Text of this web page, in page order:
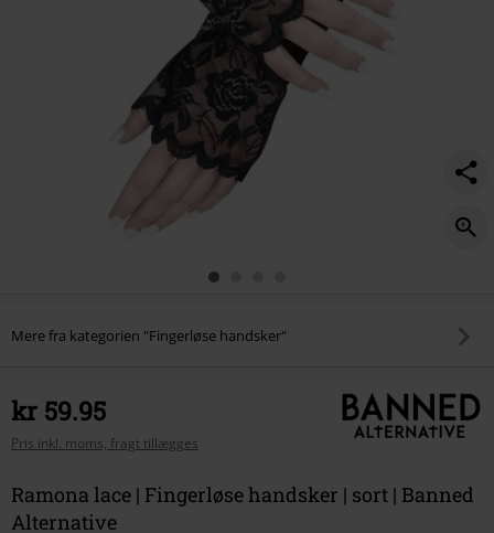
Mere fra kategorien "Fingerløse handsker"
kr 59.95
Pris inkl. moms, fragt tillægges
Ramona lace | Fingerløse handsker | sort | Banned
Alternative